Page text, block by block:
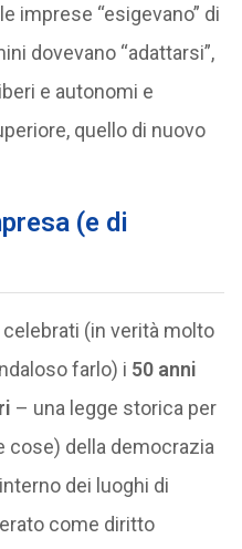
imprese “esigevano” di
dovevano “adattarsi”,
e autonomi e
quello di nuovo
(e di
(in verità molto
farlo) i 50 anni
– una legge storica per
cose) della democrazia
dei luoghi di
come diritto